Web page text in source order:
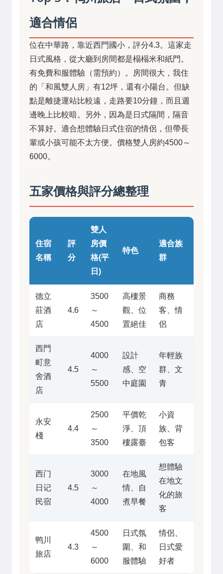
適合情侶
位在中華路，靠近西門國小，評分4.3。這家走
日式風格，從大廳到房間都是榻榻米和紙門。
有免費和服體驗（需預約）。房間很大，我住
的「和風雙人房」有12坪，還有小陽台。但缺
點是離捷運站比較遠，走路要10分鐘，而且週
邊晚上比較暗。另外，因為是日式隔間，隔音
不算好。適合想體驗日式住宿的情侶，但帶長
輩或小孩可能不太方便。價格雙人房約4500～
6000。
五家價格與評分總整理
住宿
名稱
評
分
雙人
房價
格(平
日)
特色
適合族
群
德立
莊酒
店
4.6
3500
～
4500
高樓景
觀、位
置絕佳
商務
客、情
侶
西門
町意
舍酒
店
4.5
4000
～
5500
設計
感、空
中庭園
年輕族
群、文
青
永安
棧
4.4
2500
～
3500
平價乾
淨、頂
樓露臺
小資
族、背
包客
西门
日记
民宿
4.5
3000
～
4000
在地風
情、自
煮早餐
想體驗
在地文
化的旅
客
鸭川
旅店
4.3
4500
～
6000
日式氛
圍、和
服體驗
情侶、
日式愛
好者